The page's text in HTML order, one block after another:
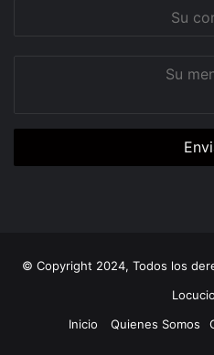
© Copyright 2024, Todos los
Inicio
Quienes Somos